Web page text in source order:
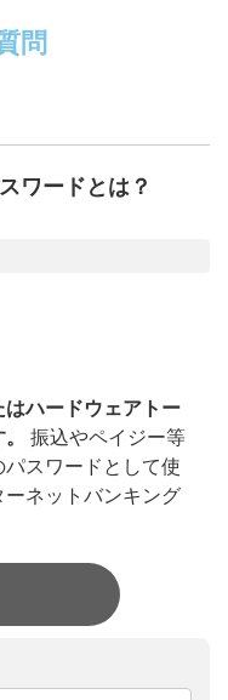
問
ワードとは？
ハードウェアトー
振込やペイジー等
スワードとして使
ネットバンキング